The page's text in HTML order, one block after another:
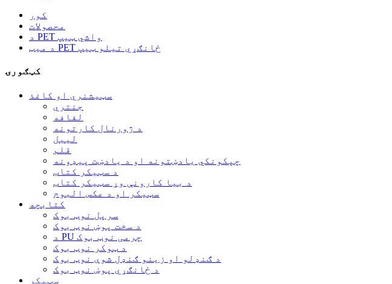
کور
محصولات
د PET واشي ټیپ
د میټ PET ځانګړي تیلو ټیپ
کټګورۍ
سټیشنري او کاغذ
جنتري
لفافه
د ژورنال کارتونه
لیبل
قلم
چپکونکي یادښتونه او د یادښت پیډونه
د سټیکر کتاب
د بیا کارونې وړ سټیکر کتاب
سټیکر او د عکس البوم
کتابچه
سرپل نوټ بوک
د سخت پوښ نوټ بوک
د PU چرمی نوټ بوک
د ټوکر نوټ بوک
د ګنډلو او زینو ګنډل شوې نوټ بوک
د ځانګړي پوښ نوټ بوک
سټیکر